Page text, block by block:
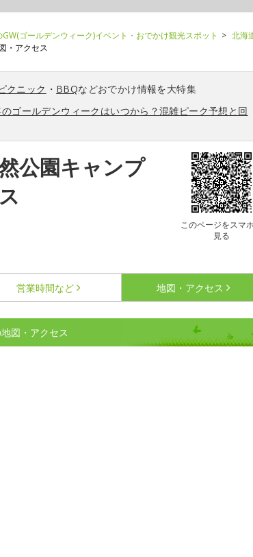
ゴールデンウィーク)イベント・おでかけ観光スポット
北海
・アクセス
クニック ・ BBQなどおでかけ情報を大特集
ゴールデンウィークはいつから？混雑ピーク予想と回
公園キャンプ
このページをスマ
見る
営業時間など 地図・アクセス
図・アクセス